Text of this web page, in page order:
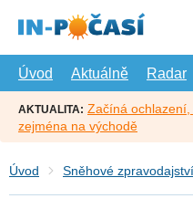
hlavní
Úvod
Aktuálně Radar
AKTUALITA: Začíná ochlazení,
zejména na východě
Úvod Sněhové zpravodajství